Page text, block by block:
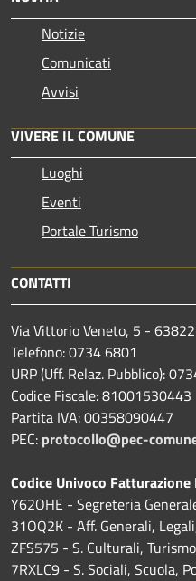
Notizie
Comunicati
Avvisi
VIVERE IL COMUNE
Luoghi
Eventi
Portale Turismo
CONTATTI
Via Vittorio Veneto, 5 -
Telefono: 0734 6801
URP (Uff. Relaz. Pubblico):
Codice Fiscale: 81001530443
Partita IVA: 00358090447
PEC: protocollo@pec-
Codice Univoco
Y62OHE - Segreteria
31OQ2K - Aff. Generali,
ZFS575 - S. Culturali,
7RXLC9 - S. Sociali, Scuola,